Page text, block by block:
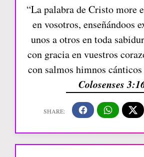
“La palabra de Cristo more
en vosotros, enseñándoos
unos a otros en toda
con gracia en vuestros
con salmos himnos
Colosenses